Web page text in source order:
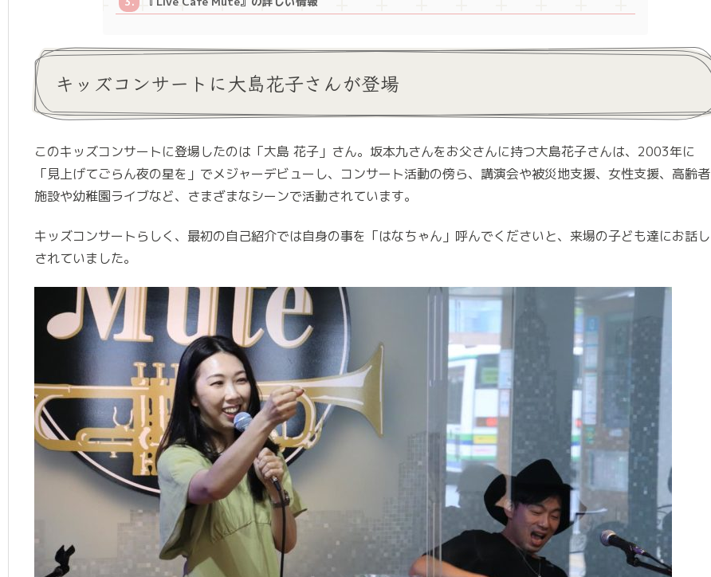
キッズコンサートに大島花子さんが登場
このキッズコンサートに登場したのは「大島 花子」さん。坂本九さんをお父さんに持つ大島花子さんは、2003年に
「見上げてごらん夜の星を」でメジャーデビューし、コンサート活動の傍ら、講演会や被災地支援、女性支援、高齢者
施設や幼稚園ライブなど、さまざまなシーンで活動されています。
キッズコンサートらしく、最初の自己紹介では自身の事を「はなちゃん」呼んでくださいと、来場の子ども達にお話し
されていました。